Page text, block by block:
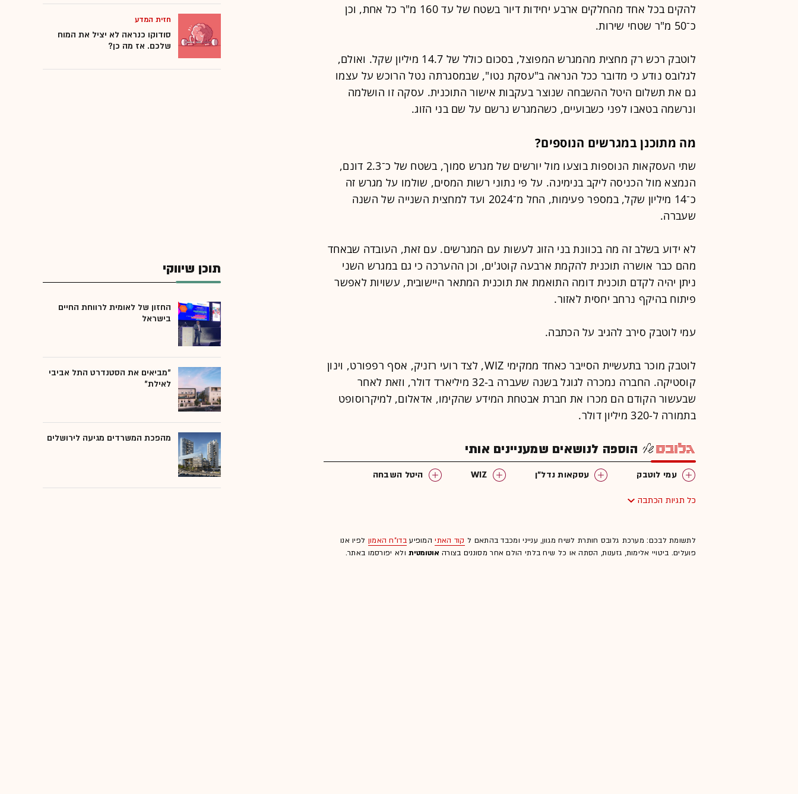
להקים בכל אחד מהחלקים ארבע יחידות דיור בשטח של עד 160 מ"ר כל אחת, וכן
כ־50 מ"ר שטחי שירות.
לוטבק רכש רק מחצית מהמגרש המפוצל, בסכום כולל של 14.7 מיליון שקל. ואולם,
לגלובס נודע כי מדובר ככל הנראה ב"עסקת נטו", שבמסגרתה נטל הרוכש על עצמו
גם את תשלום היטל ההשבחה שנוצר בעקבות אישור התוכנית. עסקה זו הושלמה
ונרשמה בטאבו לפני כשבועיים, כשהמגרש נרשם על שם בני הזוג.
מה מתוכנן במגרשים הנוספים?
שתי העסקאות הנוספות בוצעו מול יורשים של מגרש סמוך, בשטח של כ־2.3 דונם,
הנמצא מול הכניסה ליקב בנימינה. על פי נתוני רשות המסים, שולמו על מגרש זה
כ־14 מיליון שקל, במספר פעימות, החל מ־2024 ועד למחצית השנייה של השנה
שעברה.
לא ידוע בשלב זה מה בכוונת בני הזוג לעשות עם המגרשים. עם זאת, העובדה שבאחד
מהם כבר אושרה תוכנית להקמת ארבעה קוטג'ים, וכן ההערכה כי גם במגרש השני
ניתן יהיה לקדם תוכנית דומה התואמת את תוכנית המתאר היישובית, עשויות לאפשר
פיתוח בהיקף נרחב יחסית לאזור.
עמי לוטבק סירב להגיב על הכתבה.
לוטבק מוכר בתעשיית הסייבר כאחד ממקימי WIZ, לצד רועי רזניק, אסף רפפורט, וינון
קוסטיקה. החברה נמכרה לגוגל בשנה שעברה ב-32 מיליארד דולר, וזאת לאחר
שבעשור הקודם הם מכרו את חברת אבטחת המידע שהקימו, אדאלום, למיקרוסופט
בתמורה ל-320 מיליון דולר.
הוספה לנושאים שמעניינים אותי
עמי לוטבק עסקאות נדל"ן WIZ היטל השבחה
כל תגיות הכתבה
לתשומת לבכם: מערכת גלובס חותרת לשיח מגוון, ענייני ומכבד בהתאם ל קוד האתיהמופיעבדו"ח האמון לפיו אנו
פועלים. ביטויי אלימות, גזענות, הסתה או כל שיח בלתי הולם אחר מסוננים בצורה אוטומטיתולא יפורסמו באתר.
חזית המדע
סודוקו כנראה לא יציל את המוח
שלכם. אז מה כן?
תוכן שיווקי
החזון של לאומית לרווחת החיים
בישראל
"מביאים את הסטנדרט התל אביבי
לאילת"
מהפכת המשרדים מגיעה לירושלים